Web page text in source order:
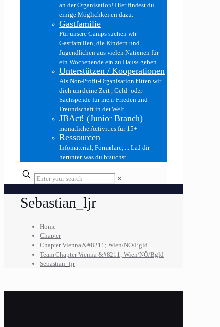
an der Organisation! Hier findest du
einige Möglichkeiten dazu.
Gastfamilie
Für unsere Camps suchen wir
Gastfamilien, die Kindern und
Jugendlichen aus vielen Nationen für
ein Wochenende ein zu Hause geben.
Unterstützen / Kooperationen
Als Non-Profit-Organisation bitten wir
dich um deine Zeit-, Geld- oder
Sachspende für mehr Frieden und
Freundschaft in der Welt.
JBAct! (Junior Branch)
monatliche Activities für 15+
Ressourcen
Infomaterial, Formulare, ... Lad dir
herunter, was du brauchst.
✕
Sebastian_ljr
Home
Chapter
Chapter Vienna &#8211; Wien/NÖ/Bgld.
Team Chapter Vienna &#8211; Wien/NÖ/Bgld
Sebastian_ljr